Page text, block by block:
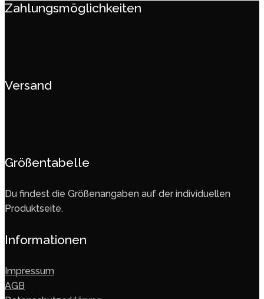
Zahlungsmöglichkeiten
Versand
Größentabelle
Du findest die Größenangaben auf der individuellen
Produktseite.
Informationen
Impressum
AGB